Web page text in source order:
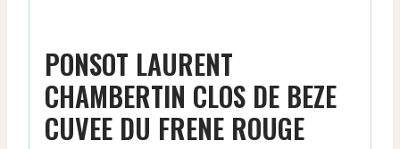
PONSOT LAURENT
CHAMBERTIN CLOS DE BEZE
CUVEE DU FRENE ROUGE